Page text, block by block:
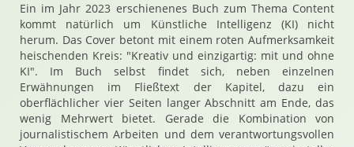
Ein im Jahr 2023 erschienenes Buch zum Thema Content
kommt natürlich um Künstliche Intelligenz (KI) nicht
herum. Das Cover betont mit einem roten Aufmerksamkeit
heischenden Kreis: "Kreativ und einzigartig: mit und ohne
KI". Im Buch selbst findet sich, neben einzelnen
Erwähnungen im Fließtext der Kapitel, dazu ein
oberflächlicher vier Seiten langer Abschnitt am Ende, das
wenig Mehrwert bietet. Gerade die Kombination von
journalistischem Arbeiten und dem verantwortungsvollen